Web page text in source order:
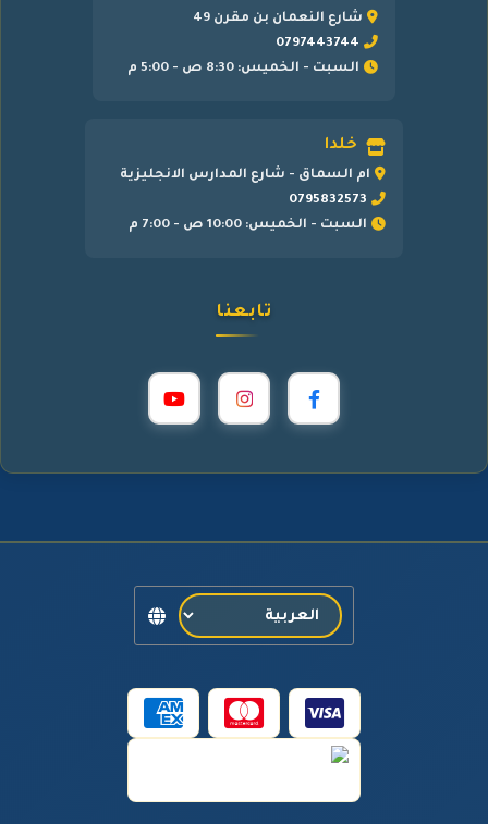
شارع النعمان بن مقرن 49
0797443744
السبت - الخميس: 8:30 ص - 5:00 م
خلدا
ام السماق - شارع المدارس الانجليزية
0795832573
السبت - الخميس: 10:00 ص - 7:00 م
تابعنا